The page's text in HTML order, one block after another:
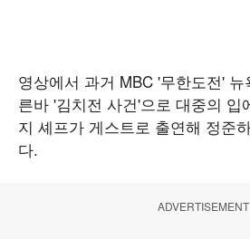
영상에서 과거 MBC '무한도전'
른바 '김치전 사건'으로 대중의 입
지 셰프가 게스트로 출연해 정준
다.
ADVERTISEMENT